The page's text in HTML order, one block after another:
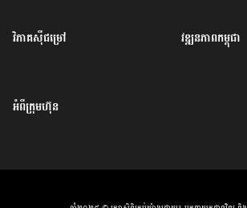
វិភាគសុីជម្រៅ វឌ្ឍនភាពកម្ពុជា
អំពីក្រុមហ៊ុន